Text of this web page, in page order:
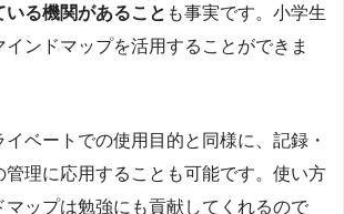
いる機関があること も事実です。小学生
ンドマップを活用することができま
イベートでの使用目的と同様に、記録・
管理に応用することも可能です。使い方
マップは勉強にも貢献してくれるので